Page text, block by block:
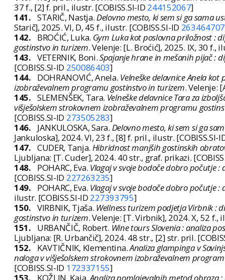
37 f., [2] f. pril., ilustr. [COBISS.SI-ID 244152067]
141. STARIČ, Nastja.Delovno mesto, ki sem si ga sama
Starič], 2025. VI, D, 45 f., ilustr. [COBISS.SI-ID 263464707
142.
BROĆIĆ, Luka. Gym Luka kot poslovna priložnost :
gostinstvo in turizem. Velenje: [L. Broćić], 2025. IX, 30 f.,
143. VETERNIK, Boni.Spajanje hrane in mešanih pijač :
[COBISS.SI-ID 250086403]
144.
DOHRANOVIĆ, Anela. Velneške delavnice Anela
izobraževalnem programu gostinstvo in turizem. Velenje:
145. SLEMENŠEK, Tara. Velneške delavnice Tara za
višješolskem strokovnem izobraževalnem programu
[COBISS.SI-ID 273505283]
146.
JANKULOSKA, Sara. Delovno mesto, ki sem si ga
Jankuloska], 2024. VI, 23 f., [8] f. pril., ilustr. [COBISS.SI-
147. CUDER, Tanja. Hibridnost manjših gostinskih
Ljubljana: [T. Cuder], 2024. 40 str., graf. prikazi.
148.
POHARC, Eva. Vlagaj v svoje bodoče dobro počutje :
[COBISS.SI-ID 227263235]
149.
POHARC, Eva. Vlagaj v svoje bodoče dobro počutje :
ilustr. [COBISS.SI-ID 227393795]
150. VIRBNIK, Tjaša. Wellness turizem podjetja Virbnik :
gostinstvo in turizem. Velenje: [T. Virbnik], 2024. X, 52 f.,
151.
URBANČIČ, Robert. Wine tours Slovenia : analiza
Ljubljana: [R. Urbančič], 2024. 48 str., [2] str. pril.
152.
KAVTIČNIK, Klementina.Analiza glampinga v
naloga v višješolskem strokovnem izobraževalnem
[COBISS.SI-ID 172337155]
153.
KOŽLIN, Kaja.Analiza pomlajevalnih metod obraza